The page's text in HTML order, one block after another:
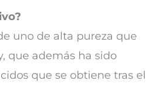
uno de alta pureza que
que además ha sido
que se obtiene tras el